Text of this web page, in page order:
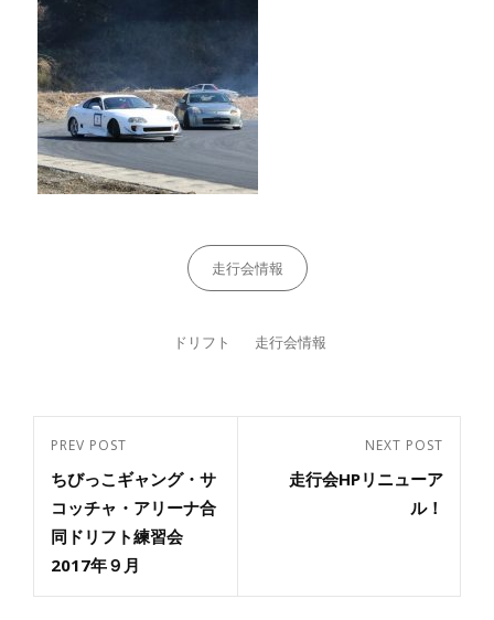
Categories
走行会情報
Tags,
ドリフト 走行会情報
投
稿
ナ
ビ
ゲ
ー
Previous
Post
PREV POST
ちびっこギャング・サ
コッチャ・アリーナ合
同ドリフト練習会
2017年９月
Post
NEXT POST
走行会HPリニューア
ル！